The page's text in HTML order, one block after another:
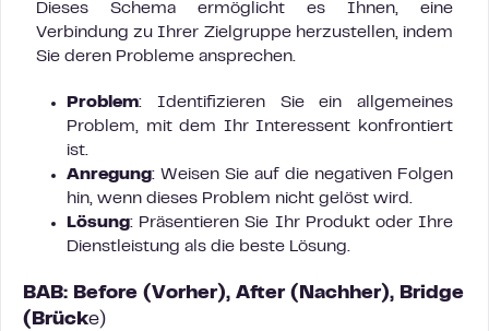
Dieses Schema ermöglicht es Ihnen, eine
Verbindung zu Ihrer Zielgruppe herzustellen, indem
Sie deren Probleme ansprechen.
Problem: Identifizieren Sie ein allgemeines
Problem, mit dem Ihr Interessent konfrontiert
ist.
Anregung: Weisen Sie auf die negativen Folgen
hin, wenn dieses Problem nicht gelöst wird.
Lösung: Präsentieren Sie Ihr Produkt oder Ihre
Dienstleistung als die beste Lösung.
BAB: Before (Vorher), After (Nachher), Bridge
(Brücke)